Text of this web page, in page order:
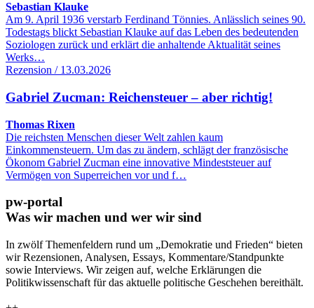
Sebastian Klauke
Am 9. April 1936 verstarb Ferdinand Tönnies. Anlässlich seines 90.
Todestags blickt Sebastian Klauke auf das Leben des bedeutenden
Soziologen zurück und erklärt die anhaltende Aktualität seines
Werks…
Rezension / 13.03.2026
Gabriel Zucman: Reichensteuer – aber richtig!
Thomas Rixen
Die reichsten Menschen dieser Welt zahlen kaum
Einkommensteuern. Um das zu ändern, schlägt der französische
Ökonom Gabriel Zucman eine innovative Mindeststeuer auf
Vermögen von Superreichen vor und f…
pw-portal
Was wir machen und wer wir sind
In zwölf Themenfeldern rund um „Demokratie und Frieden“ bieten
wir Rezensionen, Analysen, Essays, Kommentare/Standpunkte
sowie Interviews. Wir zeigen auf, welche Erklärungen die
Politikwissenschaft für das aktuelle politische Geschehen bereithält.